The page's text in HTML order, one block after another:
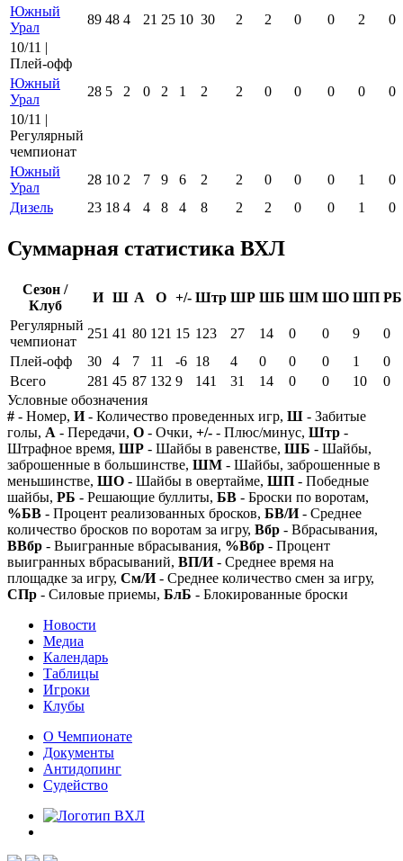
Южный
Урал
89 48 4 21 25 10 30 2 2 0 0 2
0
10/11 |
Плей-офф
Южный
Урал
28 5 2 0 2 1 2 2 0 0 0 0
0
10/11 |
Регулярный
чемпионат
Южный
Урал
28 10 2 7 9 6 2 2 0 0 0 1
0
Дизель
23 18 4 4 8 4 8 2 2 0 0 1 0
Суммарная статистика ВХЛ
Сезон /
Клуб
И Ш А О +/- Штр ШР ШБ ШМ ШО ШП РБ
Регулярный
чемпионат
251 41 80 121 15 123 27 14 0 0 9
0
Плей-офф
30 4 7 11 -6 18 4 0 0 0 1
0
Всего
281 45 87 132 9 141 31 14 0 0 10
0
Условные обозначения
# - Номер, И- Количество проведенных игр, Ш - Забитые
голы, А - Передачи, О - Очки, +/- - Плюс/минус, Штр -
Штрафное время, ШР - Шайбы в равенстве, ШБ - Шайбы,
заброшенные в большинстве, ШМ - Шайбы, заброшенные в
меньшинстве, ШО - Шайбы в овертайме, ШП - Победные
шайбы, РБ - Решающие буллиты, БВ - Броски по воротам,
%БВ - Процент реализованных бросков, БВ/И- Среднее
количество бросков по воротам за игру, Вбр - Вбрасывания,
ВВбр - Выигранные вбрасывания, %Вбр - Процент
выигранных вбрасываний, ВП/И- Среднее время на
площадке за игру, См/И- Среднее количество смен за игру,
СПр - Силовые приемы, БлБ - Блокированные броски
Новости
Медиа
Календарь
Таблицы
Игроки
Клубы
О Чемпионате
Документы
Антидопинг
Судейство